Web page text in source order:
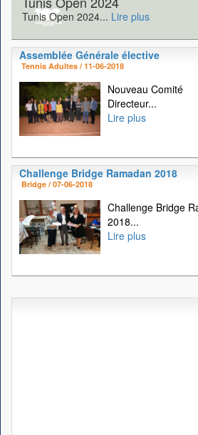
Tunis Open 2024... Lire plus
Assemblée Générale élective
Tennis Adultes / 11-06-2018
Nouveau Comité
Directeur...
Lire plus
Challenge Bridge Ramadan 2018
Bridge / 07-06-2018
Challenge Bridge
2018...
Lire plus